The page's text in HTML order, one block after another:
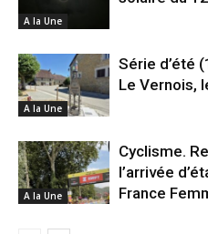
A la Une
A la Une
Série d’été
Le Vernois,
A la Une
Cyclisme.
l’arrivée
France